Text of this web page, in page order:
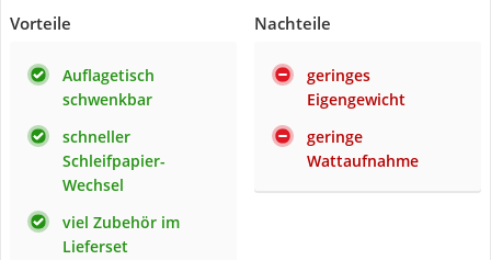
Vorteile
Auflagetisch
schwenkbar
schneller
Schleifpapier-
Wechsel
viel Zubehör im
Lieferset
Nachteile
geringes
Eigengewicht
geringe
Wattaufnahme